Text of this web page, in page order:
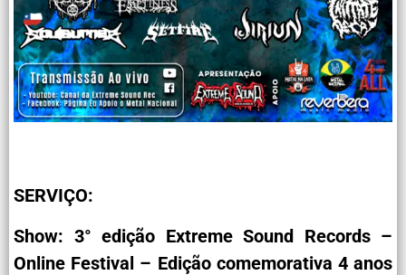
SERVIÇO:
Show: 3° edição Extreme Sound Records –
Online Festival – Edição comemorativa 4 anos